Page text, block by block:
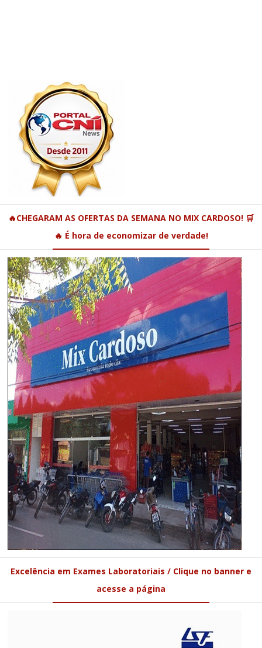
🔥CHEGARAM AS OFERTAS DA SEMANA NO MIX CARDOSO! 🛒
🔥 É hora de economizar de verdade!
Excelência em Exames Laboratoriais / Clique no banner e
acesse a página